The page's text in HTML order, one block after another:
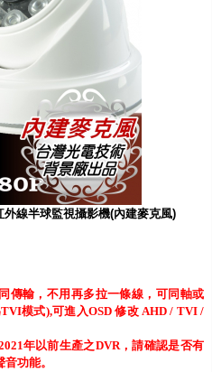
線半球監視攝影機(內建麥克風)
傳輸，不用再多拉一條線，可同軸或
模式),可進入OSD 修改 AHD / TVI /
年以前生產之DVR，請確認是否有
功能。